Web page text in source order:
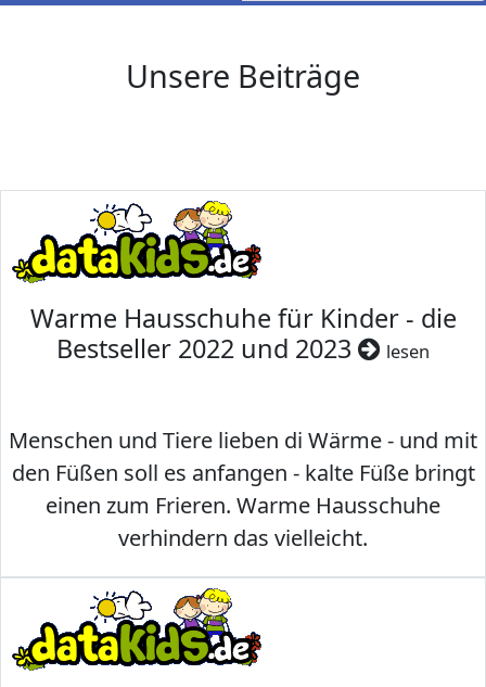
Unsere Beiträge
Warme Hausschuhe für Kinder - die
Bestseller 2022 und 2023
lesen
Menschen und Tiere lieben di Wärme - und mit
den Füßen soll es anfangen - kalte Füße bringt
einen zum Frieren. Warme Hausschuhe
verhindern das vielleicht.